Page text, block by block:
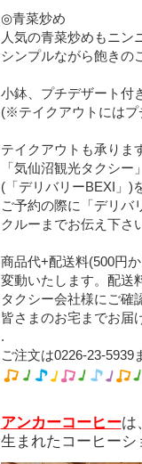
◎青菜炒め
人気の青菜炒めもニン
シンプルながら飽きの
小鉢、プチデザート付
(※テイクアウトにはプ
テイクアウトも承りま
「気仙沼観光タクシー
(「デリバリーBEXI」)
ご予約の際に「デリバ
クルーまでお伝え下さ
商品代+配送料(500円
変動いたします。配送
タクシー会社様にご確
皆さまのお宅までお届
.
ご注文は0226-23-5939
アンカーコーヒーは
生まれたコーヒーシ